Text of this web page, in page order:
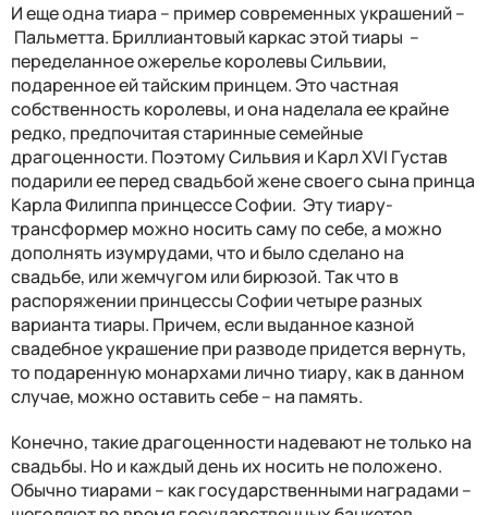
И еще одна тиара – пример современных украшений –
Пальметта. Бриллиантовый каркас этой тиары –
переделанное ожерелье королевы Сильвии,
подаренное ей тайским принцем. Это частная
собственность королевы, и она наделала ее крайне
редко, предпочитая старинные семейные
драгоценности. Поэтому Сильвия иКарл XVI Густав
подарили ее перед свадьбой жене своего сына принца
Карла Филиппа принцессе Софии. Эту тиару-
трансформер можно носить саму по себе, а можно
дополнять изумрудами, что и было сделано на
свадьбе, или жемчугом или бирюзой. Так что в
распоряжении принцессы Софии четыре разных
варианта тиары. Причем, если выданное казной
свадебное украшение при разводе придется вернуть,
то подаренную монархами лично тиару, как в данном
случае, можно оставить себе – на память.
Конечно, такие драгоценности надевают не только на
свадьбы. Но и каждый день их носить не положено.
Обычно тиарами – как государственными наградами –